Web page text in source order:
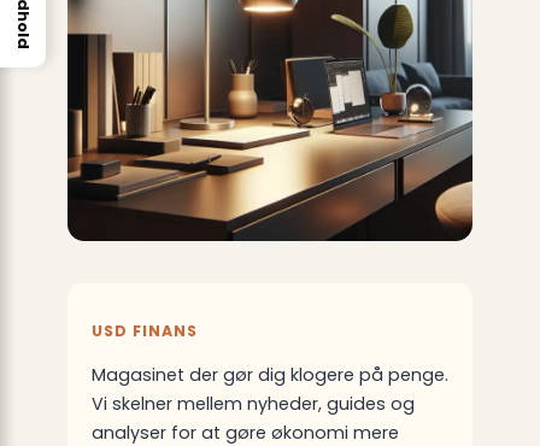
USD FINANS
Magasinet der gør dig klogere på penge.
Vi skelner mellem nyheder, guides og
analyser for at gøre økonomi mere
Indhold